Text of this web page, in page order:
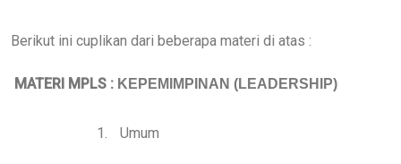
Berikut ini cuplikan dari beberapa materi di atas :
MATERI MPLS : KE P EM M PI N AN (LEA DE RSH P)
1. Umum